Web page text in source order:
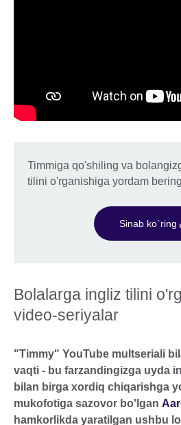
Timmiga qo'shiling va
tilini o'rganishiga yordam
Sinab ko`ring
Bolalarga ingliz tilini
video-seriyalar
"Timmy" YouTube multseriali
vaqti - bu farzandingizga uyda
bilan birga xordiq chiqarishga
mukofotiga sazovor bo'lgan
hamkorlikda yaratilgan ushbu